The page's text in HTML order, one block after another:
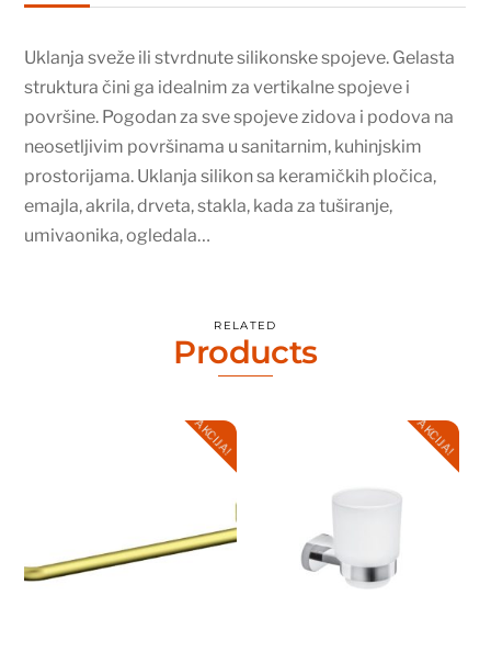
Uklanja sveže ili stvrdnute silikonske spojeve. Gelasta
struktura čini ga idealnim za vertikalne spojeve i
površine. Pogodan za sve spojeve zidova i podova na
neosetljivim površinama u sanitarnim, kuhinjskim
prostorijama. Uklanja silikon sa keramičkih pločica,
emajla, akrila, drveta, stakla, kada za tuširanje,
umivaonika, ogledala…
RELATED
Products
AKCIJA! AKCIJA!